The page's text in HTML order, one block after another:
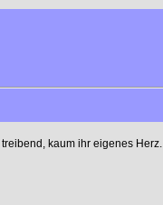
kaum ihr eigenes Herz.